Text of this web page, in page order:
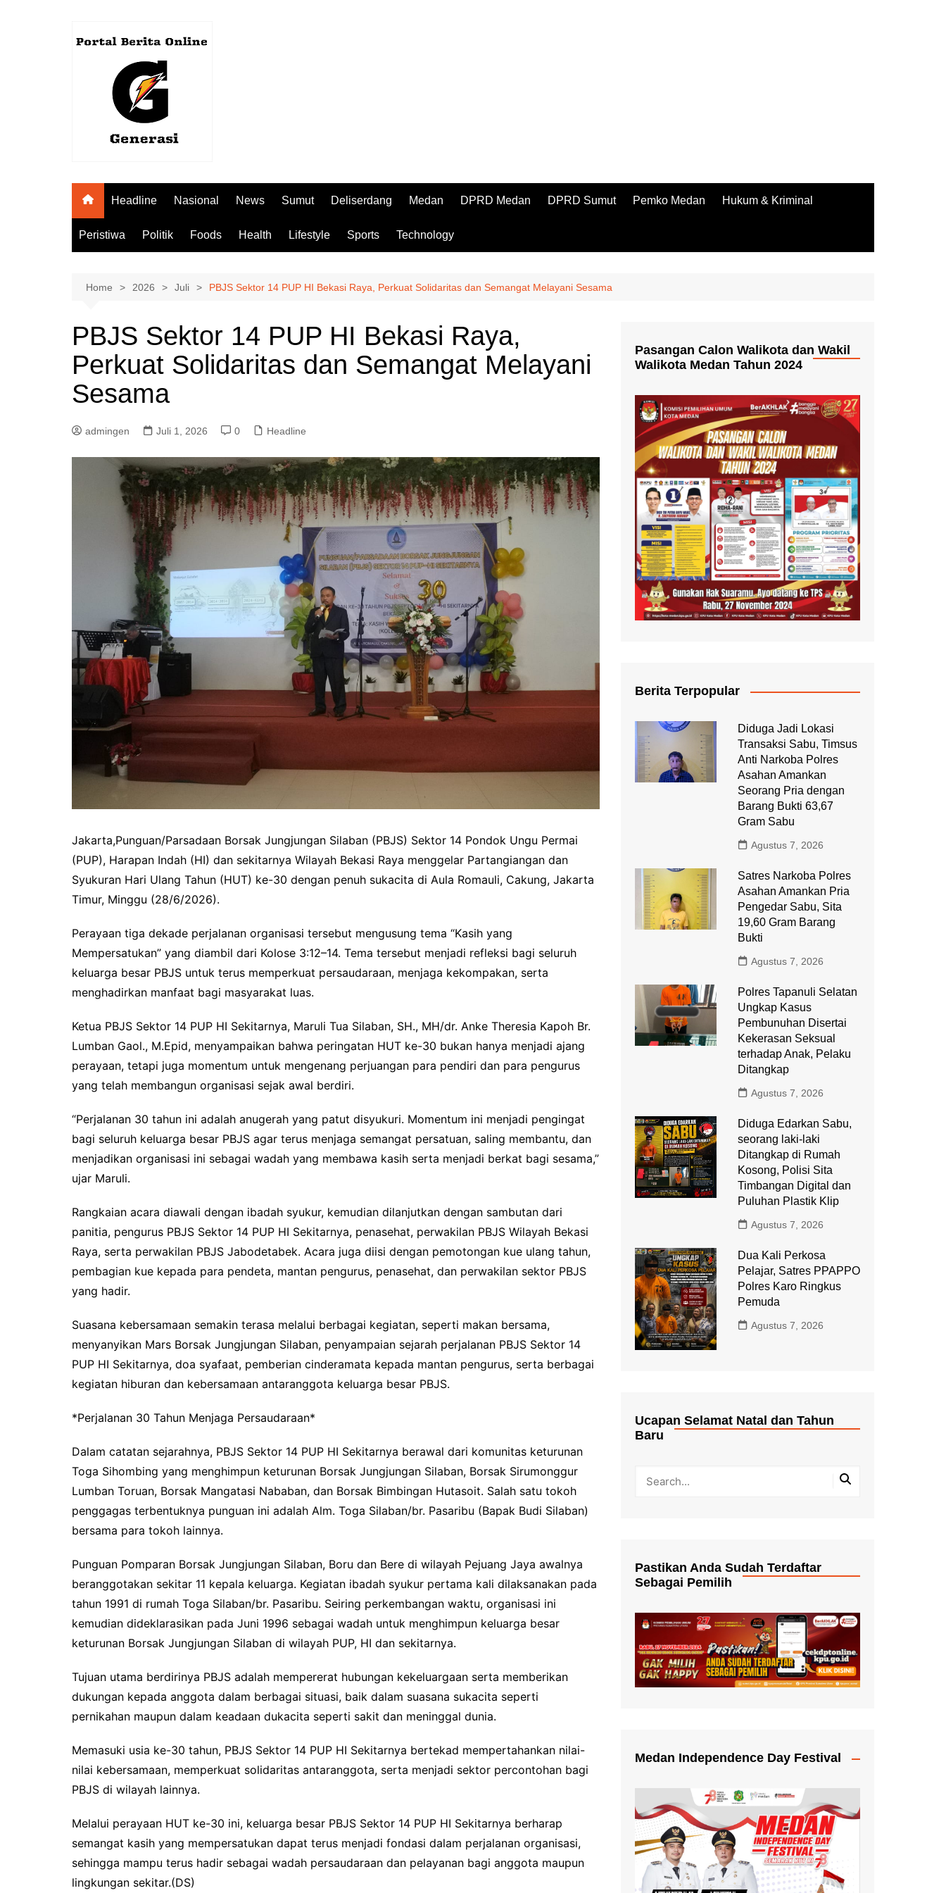
Headline Nasional News Sumut Deliserdang Medan DPRD Medan DPRD Sumut Pemko Medan Hukum & Kriminal
Peristiwa Politik Foods Health Lifestyle Sports Technology
Home 2026 Juli PBJS Sektor 14 PUP HI Bekasi Raya, Perkuat Solidaritas dan Semangat Melayani Sesama
PBJS Sektor 14 PUP HI Bekasi Raya,
Perkuat Solidaritas dan Semangat Melayani
Sesama
admingen Juli 1, 2026 0 Headline
Jakarta,Punguan/Parsadaan Borsak Jungjungan Silaban (PBJS) Sektor 14 Pondok Ungu Permai
(PUP), Harapan Indah (HI) dan sekitarnya Wilayah Bekasi Raya menggelar Partangiangan dan
Syukuran Hari Ulang Tahun (HUT) ke-30 dengan penuh sukacita di Aula Romauli, Cakung, Jakarta
Timur, Minggu (28/6/2026).
Perayaan tiga dekade perjalanan organisasi tersebut mengusung tema “Kasih yang
Mempersatukan” yang diambil dari Kolose 3:12–14. Tema tersebut menjadi refleksi bagi seluruh
keluarga besar PBJS untuk terus memperkuat persaudaraan, menjaga kekompakan, serta
menghadirkan manfaat bagi masyarakat luas.
Ketua PBJS Sektor 14 PUP HI Sekitarnya, Maruli Tua Silaban, SH., MH/dr. Anke Theresia Kapoh Br.
Lumban Gaol., M.Epid, menyampaikan bahwa peringatan HUT ke-30 bukan hanya menjadi ajang
perayaan, tetapi juga momentum untuk mengenang perjuangan para pendiri dan para pengurus
yang telah membangun organisasi sejak awal berdiri.
“Perjalanan 30 tahun ini adalah anugerah yang patut disyukuri. Momentum ini menjadi pengingat
bagi seluruh keluarga besar PBJS agar terus menjaga semangat persatuan, saling membantu, dan
menjadikan organisasi ini sebagai wadah yang membawa kasih serta menjadi berkat bagi sesama,”
ujar Maruli.
Rangkaian acara diawali dengan ibadah syukur, kemudian dilanjutkan dengan sambutan dari
panitia, pengurus PBJS Sektor 14 PUP HI Sekitarnya, penasehat, perwakilan PBJS Wilayah Bekasi
Raya, serta perwakilan PBJS Jabodetabek. Acara juga diisi dengan pemotongan kue ulang tahun,
pembagian kue kepada para pendeta, mantan pengurus, penasehat, dan perwakilan sektor PBJS
yang hadir.
Suasana kebersamaan semakin terasa melalui berbagai kegiatan, seperti makan bersama,
menyanyikan Mars Borsak Jungjungan Silaban, penyampaian sejarah perjalanan PBJS Sektor 14
PUP HI Sekitarnya, doa syafaat, pemberian cinderamata kepada mantan pengurus, serta berbagai
kegiatan hiburan dan kebersamaan antaranggota keluarga besar PBJS.
*Perjalanan 30 Tahun Menjaga Persaudaraan*
Dalam catatan sejarahnya, PBJS Sektor 14 PUP HI Sekitarnya berawal dari komunitas keturunan
Toga Sihombing yang menghimpun keturunan Borsak Jungjungan Silaban, Borsak Sirumonggur
Lumban Toruan, Borsak Mangatasi Nababan, dan Borsak Bimbingan Hutasoit. Salah satu tokoh
penggagas terbentuknya punguan ini adalah Alm. Toga Silaban/br. Pasaribu (Bapak Budi Silaban)
bersama para tokoh lainnya.
Punguan Pomparan Borsak Jungjungan Silaban, Boru dan Bere di wilayah Pejuang Jaya awalnya
beranggotakan sekitar 11 kepala keluarga. Kegiatan ibadah syukur pertama kali dilaksanakan pada
tahun 1991 di rumah Toga Silaban/br. Pasaribu. Seiring perkembangan waktu, organisasi ini
kemudian dideklarasikan pada Juni 1996 sebagai wadah untuk menghimpun keluarga besar
keturunan Borsak Jungjungan Silaban di wilayah PUP, HI dan sekitarnya.
Tujuan utama berdirinya PBJS adalah mempererat hubungan kekeluargaan serta memberikan
dukungan kepada anggota dalam berbagai situasi, baik dalam suasana sukacita seperti
pernikahan maupun dalam keadaan dukacita seperti sakit dan meninggal dunia.
Memasuki usia ke-30 tahun, PBJS Sektor 14 PUP HI Sekitarnya bertekad mempertahankan nilai-
nilai kebersamaan, memperkuat solidaritas antaranggota, serta menjadi sektor percontohan bagi
PBJS di wilayah lainnya.
Melalui perayaan HUT ke-30 ini, keluarga besar PBJS Sektor 14 PUP HI Sekitarnya berharap
semangat kasih yang mempersatukan dapat terus menjadi fondasi dalam perjalanan organisasi,
sehingga mampu terus hadir sebagai wadah persaudaraan dan pelayanan bagi anggota maupun
lingkungan sekitar.(DS)
Pasangan Calon Walikota dan Wakil
Walikota Medan Tahun 2024
Berita Terpopular
Diduga Jadi Lokasi
Transaksi Sabu, Timsus
Anti Narkoba Polres
Asahan Amankan
Seorang Pria dengan
Barang Bukti 63,67
Gram Sabu
Agustus 7, 2026
Satres Narkoba Polres
Asahan Amankan Pria
Pengedar Sabu, Sita
19,60 Gram Barang
Bukti
Agustus 7, 2026
Polres Tapanuli Selatan
Ungkap Kasus
Pembunuhan Disertai
Kekerasan Seksual
terhadap Anak, Pelaku
Ditangkap
Agustus 7, 2026
Diduga Edarkan Sabu,
seorang laki-laki
Ditangkap di Rumah
Kosong, Polisi Sita
Timbangan Digital dan
Puluhan Plastik Klip
Agustus 7, 2026
Dua Kali Perkosa
Pelajar, Satres PPAPPO
Polres Karo Ringkus
Pemuda
Agustus 7, 2026
Ucapan Selamat Natal dan Tahun
Baru
Pastikan Anda Sudah Terdaftar
Sebagai Pemilih
Medan Independence Day Festival